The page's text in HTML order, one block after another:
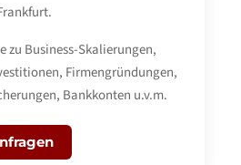
zu Business-Skalierungen,
Firmengründungen,
Bankkonten u.v.m.